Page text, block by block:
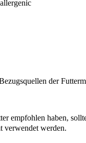
der
empfohlen haben,
verwendet werden.